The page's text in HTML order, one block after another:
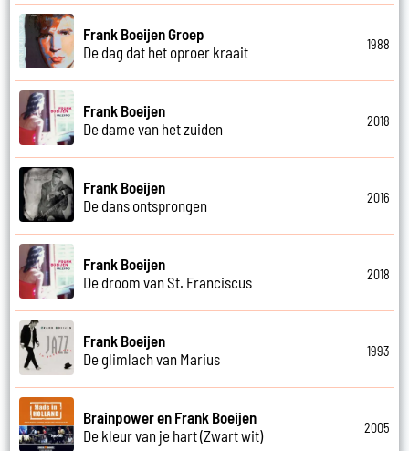
Frank Boeijen Groep
De dag dat het oproer kraait
1988
Frank Boeijen
De dame van het zuiden
2018
Frank Boeijen
De dans ontsprongen
2016
Frank Boeijen
De droom van St. Franciscus
2018
Frank Boeijen
De glimlach van Marius
1993
Brainpower en Frank Boeijen
De kleur van je hart (Zwart wit)
2005